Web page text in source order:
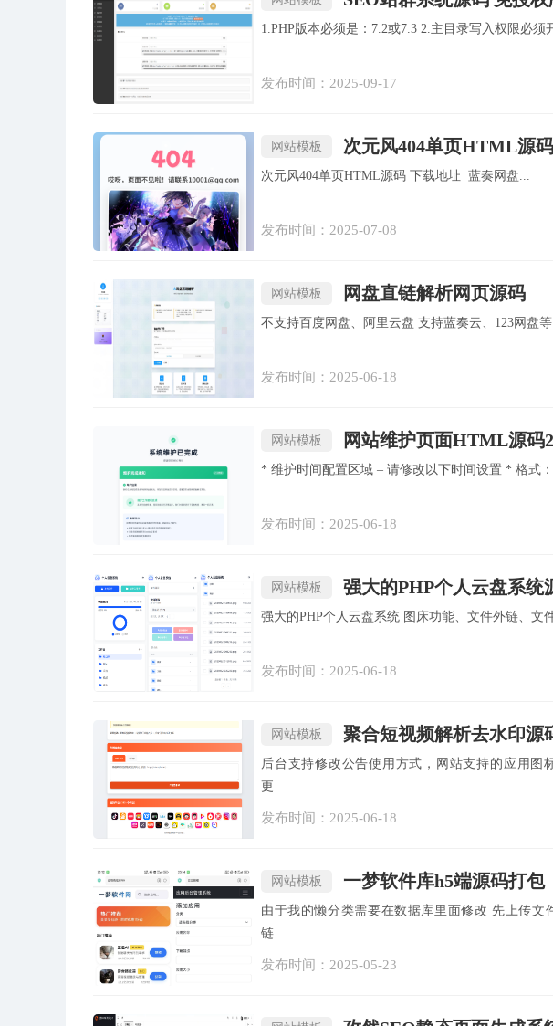
1.PHP版本必须是：7.2或7.3 2.主目录写入权
发布时间：2025-09-17
网站模板 次元风404单页HTML源码
次元风404单页HTML源码 下载地址 蓝奏网盘...
发布时间：2025-07-08
网站模板 网盘直链解析网页源码
发布时间：2025-06-18
网站模板 网站维护页面HTML源码
* 维护时间配置区域
发布时间：2025-06-18
网站模板 强大的PHP个人云盘系统
强大的PHP个人云盘系统 图床功能
发布时间：2025-06-18
网站模板 聚合短视频解析去水印源
后台支持修改公告使用方式，网站支持的应用图
更...
发布时间：2025-06-18
网站模板 一梦软件库h5端源码打包
由于我的懒分类需要在数据库里面修改 先上传文件至根目录然后导入数据库，修改数据库
链...
发布时间：2025-05-23